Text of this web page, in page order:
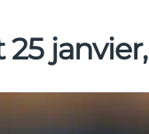
25